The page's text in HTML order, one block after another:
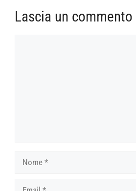
Lascia un commento
Nome
Email